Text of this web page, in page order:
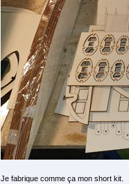
Je fabrique comme ça mon short kit.